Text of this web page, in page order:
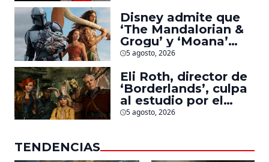
Marvel, Pixar y ‘Star
Wars’
Disney admite que
‘The Mandalorian &
Grogu’ y ‘Moana’
fueron decepciones
lograron algo
especial
5 agosto, 2026
Eli Roth, director de
‘Borderlands’, culpa
al estudio por el
fracaso de la
5 agosto, 2026
TENDENCIAS